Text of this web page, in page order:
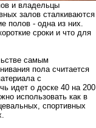
и владельцы
залов сталкиваются
полов - одна из них.
сроки и что для
самым
пола считается
с
идет о доске 40 на 200
использовать как в
спортивных